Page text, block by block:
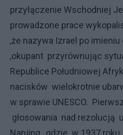
przyłączenie Wschodniej
prowadzone prace
,że nazywa Izrael po
,okupant przyrównując
Republice Południowej
nacisków wielokrotnie
w sprawie UNESCO.
głosowania nad rezolucją
Nanjing , gdzie w 1937 roku